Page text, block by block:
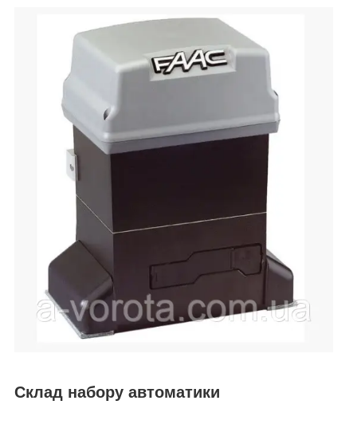
Склад набору автоматики